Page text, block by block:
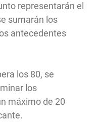
representarán el
sumarán los
antecedentes
los 80, se
los
máximo de 20